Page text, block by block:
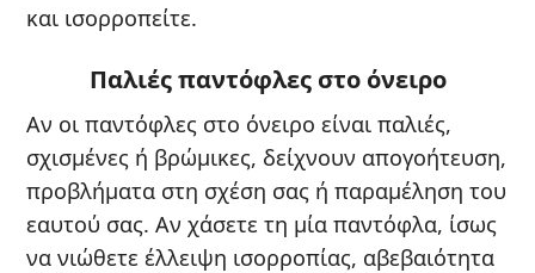
και ισορροπείτε.
Παλιές παντόφλες στο όνειρο
Αν οι παντόφλες στο όνειρο είναι παλιές,
σχισμένες ή βρώμικες, δείχνουν απογοήτευση,
προβλήματα στη σχέση σας ή παραμέληση του
εαυτού σας. Αν χάσετε τη μία παντόφλα, ίσως
να νιώθετε έλλειψη ισορροπίας, αβεβαιότητα